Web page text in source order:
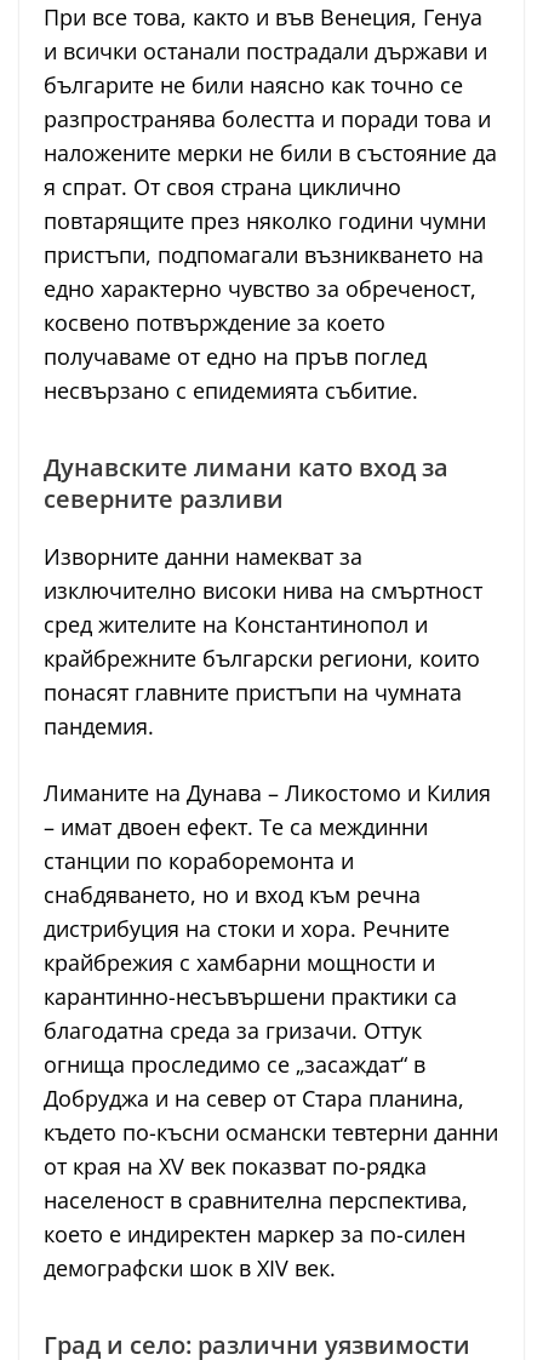
При все това, както и във Венеция, Генуа
и всички останали пострадали държави и
българите не били наясно как точно се
разпространява болестта и поради това и
наложените мерки не били в състояние да
я спрат. От своя страна циклично
повтарящите през няколко години чумни
пристъпи, подпомагали възникването на
едно характерно чувство за обреченост,
косвено потвърждение за което
получаваме от едно на пръв поглед
несвързано с епидемията събитие.
Дунавските лимани като вход за
северните разливи
Изворните данни намекват за
изключително високи нива на смъртност
сред жителите на Константинопол и
крайбрежните български региони, които
понасят главните пристъпи на чумната
пандемия.
Лиманите на Дунава – Ликостомо и Килия
– имат двоен ефект. Те са междинни
станции по кораборемонта и
снабдяването, но и вход към речна
дистрибуция на стоки и хора. Речните
крайбрежия с хамбарни мощности и
карантинно-несъвършени практики са
благодатна среда за гризачи. Оттук
огнища проследимо се „засаждат“ в
Добруджа и на север от Стара планина,
където по-късни османски тевтерни данни
от края на XV век показват по-рядка
населеност в сравнителна перспектива,
което е индиректен маркер за по-силен
демографски шок в XIV век.
Град и село: различни уязвимости